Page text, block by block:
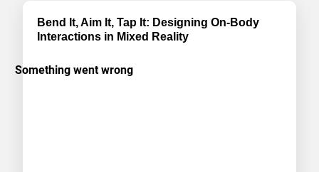
Bend It, Aim It, Tap It: Designing On-Body
Interactions in Mixed Reality